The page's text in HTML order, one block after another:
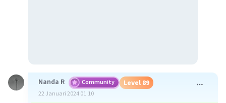
Nanda R Community Level 89
22 Januari 2024 01:10